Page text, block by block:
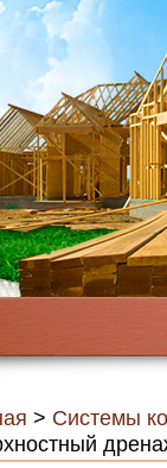
> Системы